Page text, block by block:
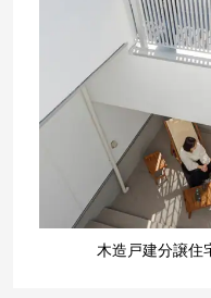
木造戸建分譲住